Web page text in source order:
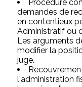
Procédure
demandes de
en contentieux
Administratif ou
Les arguments
modifier la
juge.
l'administration